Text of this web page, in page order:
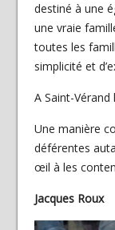
destiné à une
une vraie
toutes les
simplicité et
A Saint-
Une manière
déférentes
œil à les
Jacques Roux